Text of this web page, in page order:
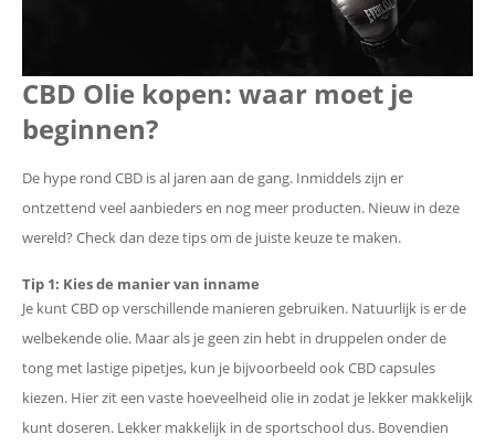
CBD Olie kopen: waar moet je
beginnen?
De hype rond CBD is al jaren aan de gang. Inmiddels zijn er
ontzettend veel aanbieders en nog meer producten. Nieuw in deze
wereld? Check dan deze tips om de juiste keuze te maken.
Tip 1: Kies de manier van inname
Je kunt CBD op verschillende manieren gebruiken. Natuurlijk is er de
welbekende olie. Maar als je geen zin hebt in druppelen onder de
tong met lastige pipetjes, kun je bijvoorbeeld ook CBD capsules
kiezen. Hier zit een vaste hoeveelheid olie in zodat je lekker makkelijk
kunt doseren. Lekker makkelijk in de sportschool dus. Bovendien